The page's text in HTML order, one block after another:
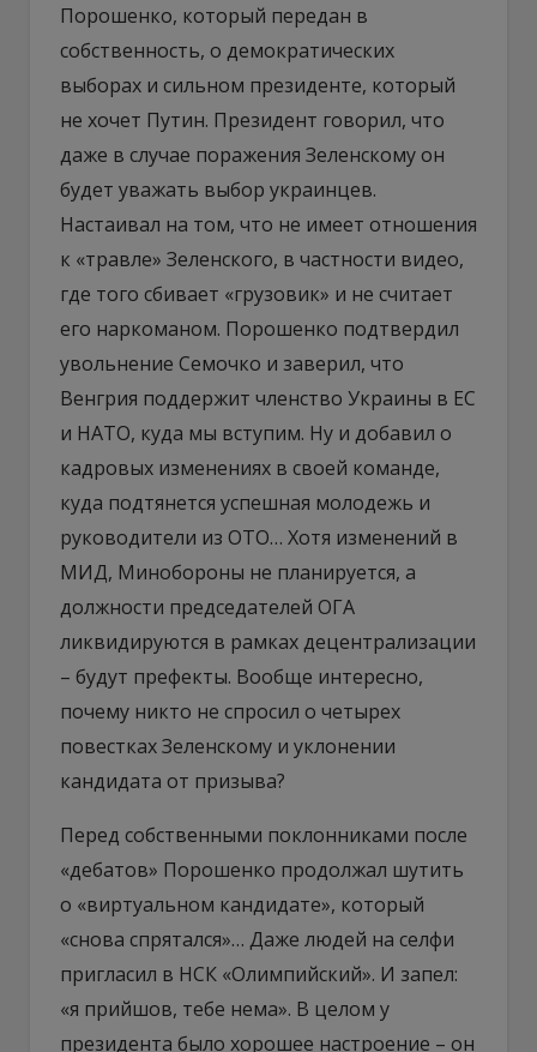
Порошенко, который передан в
собственность, о демократических
выборах и сильном президенте, который
не хочет Путин. Президент говорил, что
даже в случае поражения Зеленскому он
будет уважать выбор украинцев.
Настаивал на том, что не имеет отношения
к «травле» Зеленского, в частности видео,
где того сбивает «грузовик» и не считает
его наркоманом. Порошенко подтвердил
увольнение Семочко и заверил, что
Венгрия поддержит членство Украины в ЕС
и НАТО, куда мы вступим. Ну и добавил о
кадровых изменениях в своей команде,
куда подтянется успешная молодежь и
руководители из ОТО… Хотя изменений в
МИД, Минобороны не планируется, а
должности председателей ОГА
ликвидируются в рамках децентрализации
– будут префекты. Вообще интересно,
почему никто не спросил о четырех
повестках Зеленскому и уклонении
кандидата от призыва?
Перед собственными поклонниками после
«дебатов» Порошенко продолжал шутить
о «виртуальном кандидате», который
«снова спрятался»… Даже людей на селфи
пригласил в НСК «Олимпийский». И запел:
«я прийшов, тебе нема». В целом у
президента было хорошее настроение – он